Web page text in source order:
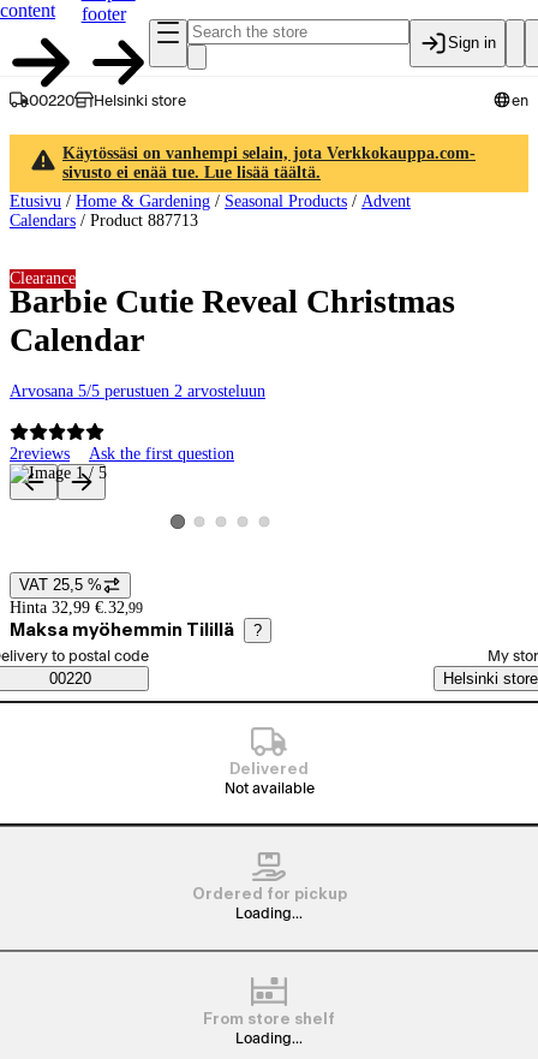
content
footer
Sign in
00220 Helsinki store en
Käytössäsi on vanhempi selain, jota Verkkokauppa.com-
sivusto ei enää tue. Lue lisää täältä.
Etusivu / Home & Gardening / Seasonal Products / Advent
Calendars / Product 887713
Barbie Cutie Reveal Christmas
Calendar
Arvosana 5/5 perustuen 2 arvosteluun
2reviews Ask the first question
Clearance
Product images and videos
View product image 1
View product image 2
View product image 3
View product image 4
View product image 5
Price details
VAT 25,5 %
Hinta 32,99 €. 32,99
Maksa myöhemmin Tilillä ?
Saatavuustiedot
order method
to postal code
00220
My
Helsinki store
Delivered
Not available
Ordered for pickup
Loading...
From store shelf
Loading...